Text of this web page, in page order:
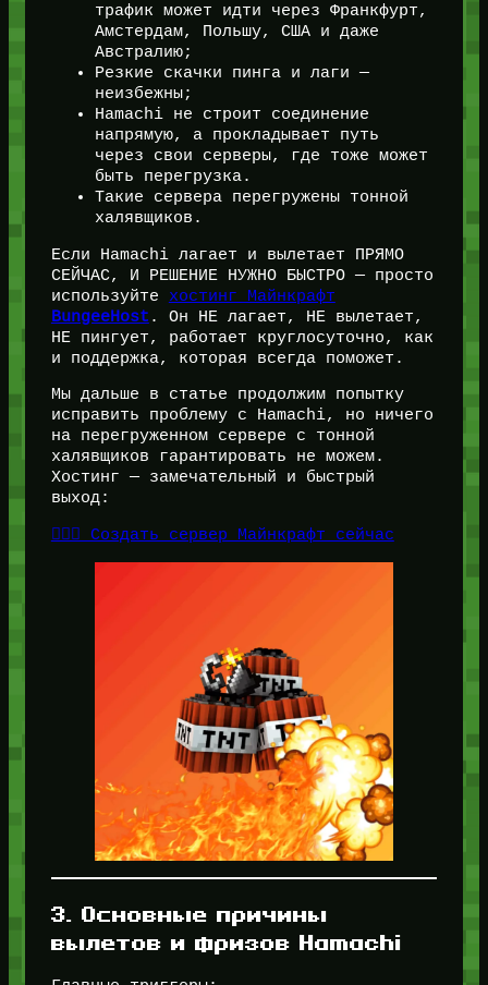
трафик может идти через Франкфурт,
Амстердам, Польшу, США и даже
Австралию;
Резкие скачки пинга и лаги —
неизбежны;
Hamachi не строит соединение
напрямую, а прокладывает путь
через свои серверы, где тоже может
быть перегрузка.
Такие сервера перегружены тонной
халявщиков.
Если Hamachi лагает и вылетает ПРЯМО
СЕЙЧАС, И РЕШЕНИЕ НУЖНО БЫСТРО — просто
используйте хостинг Майнкрафт
BungeeHost . Он НЕ лагает, НЕ вылетает,
НЕ пингует, работает круглосуточно, как
и поддержка, которая всегда поможет.
Мы дальше в статье продолжим попытку
исправить проблему с Hamachi, но ничего
на перегруженном сервере с тонной
халявщиков гарантировать не можем.
Хостинг — замечательный и быстрый
выход:
👉🏻🎁 Создать сервер Майнкрафт сейчас
3. Основные причины
вылетов и фризов Hamachi